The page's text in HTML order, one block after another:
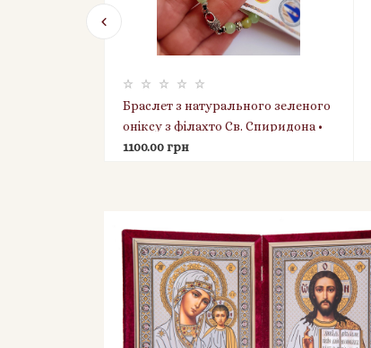
Браслет з натурального зеленого
оніксу з філахто Св. Спиридона •
срібна фурнітура (Греція)
1100.00 грн